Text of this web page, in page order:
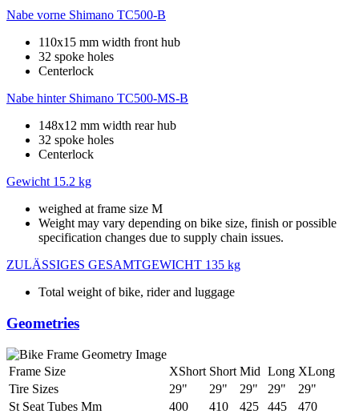
Nabe vorne Shimano TC500-B
110x15 mm width front hub
32 spoke holes
Centerlock
Nabe hinter Shimano TC500-MS-B
148x12 mm width rear hub
32 spoke holes
Centerlock
Gewicht 15.2 kg
weighed at frame size M
Weight may vary depending on bike size, finish or possible
specification changes due to supply chain issues.
ZULÄSSIGES GESAMTGEWICHT 135 kg
Total weight of bike, rider and luggage
Geometries
Frame Size XShort Short Mid Long XLong
Tire Sizes
29" 29" 29" 29"
29"
St Seat Tubes Mm
400 410 425 445
470